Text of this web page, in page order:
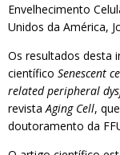
Envelhecimento
Unidos da América,
Os resultados desta
científico Senescent
related peripheral
revistaAging Cell,
doutoramento da